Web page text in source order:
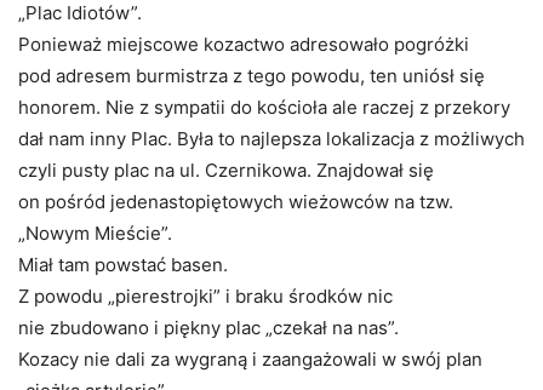
„Plac Idiotów”.
Ponieważ miejscowe kozactwo adresowało pogróżki
pod adresem burmistrza z tego powodu, ten uniósł się
honorem. Nie z sympatii do kościoła ale raczej z przekory
dał nam inny Plac. Była to najlepsza lokalizacja z możliwych
czyli pusty plac na ul. Czernikowa. Znajdował się
on pośród jedenastopiętowych wieżowców na tzw.
„Nowym Mieście”.
Miał tam powstać basen.
Z powodu „pierestrojki” i braku środków nic
nie zbudowano i piękny plac „czekał na nas”.
Kozacy nie dali za wygraną i zaangażowali w swój plan